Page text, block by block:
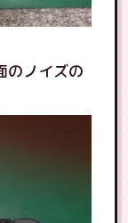
のノイズの